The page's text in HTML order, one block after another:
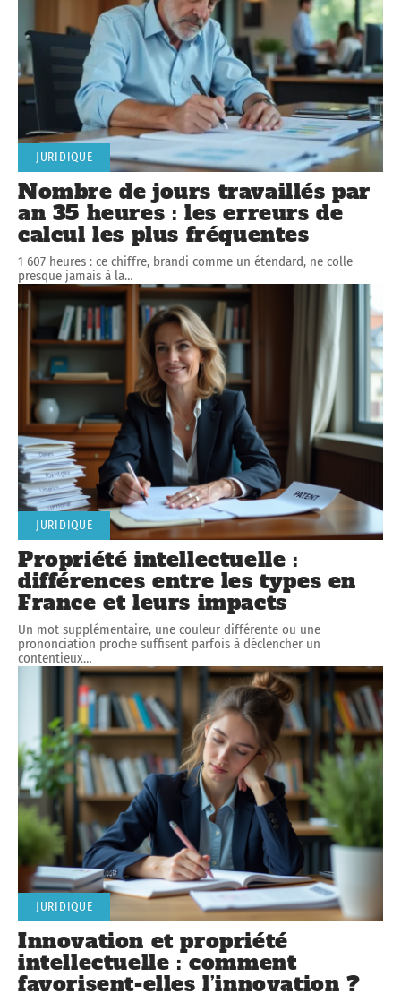
JURIDIQUE
Nombre de jours travaillés par
an 35 heures : les erreurs de
calcul les plus fréquentes
1 607 heures : ce chiffre, brandi comme un étendard, ne colle
presque jamais à la…
JURIDIQUE
Propriété intellectuelle :
différences entre les types en
France et leurs impacts
Un mot supplémentaire, une couleur différente ou une
prononciation proche suffisent parfois à déclencher un
contentieux…
JURIDIQUE
Innovation et propriété
intellectuelle : comment
favorisent-elles l’innovation ?